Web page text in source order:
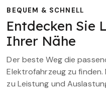
BEQUEM & SCHNELL
Entdecken Sie
Ihrer Nähe
Der beste Weg die
Elektrofahrzeug zu
zu Leistung und